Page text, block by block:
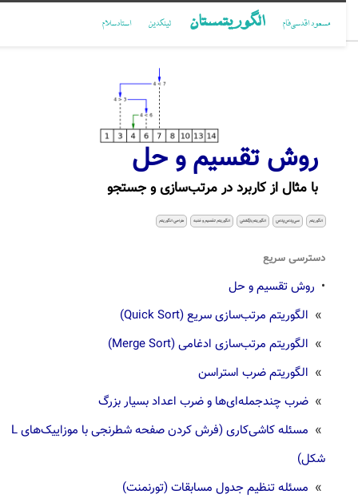
مسعود اقدسی‌فام الگوریتمستان لینکدین استادسلام
روش تقسیم و حل
با مثال از کاربرد در مرتب‌سازی و جستجو
الگوریتم سی‌پلاس‌پلاس الگوریتم بازگشتی الگوریتم تقسیم و غلبه طراحی الگوریتم
دسترسی سریع
روش تقسیم و حل
»الگوریتم مرتب‌سازی سریع (Quick Sort)
»الگوریتم مرتب‌سازی ادغامی (Merge Sort)
»الگوریتم ضرب استراسن
»ضرب چندجمله‌ای‌ها و ضرب اعداد بسیار بزرگ
»
مسئله کاشی‌کاری (فرش کردن صفحه شطرنجی با موزاییک‌های L
شکل)
»مسئله تنظیم جدول مسابقات (تورنمنت)